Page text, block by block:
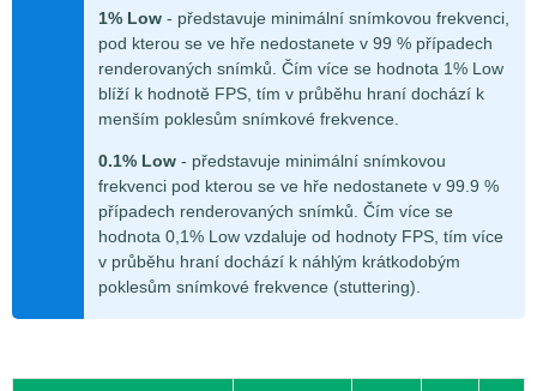
1% Low - představuje minimální snímkovou frekvenci,
pod kterou se ve hře nedostanete v 99 % případech
renderovaných snímků. Čím více se hodnota 1% Low
blíží k hodnotě FPS, tím v průběhu hraní dochází k
menším poklesům snímkové frekvence.
0.1% Low - představuje minimální snímkovou
frekvenci pod kterou se ve hře nedostanete v 99.9 %
případech renderovaných snímků. Čím více se
hodnota 0,1% Low vzdaluje od hodnoty FPS, tím více
v průběhu hraní dochází k náhlým krátkodobým
poklesům snímkové frekvence (stuttering).